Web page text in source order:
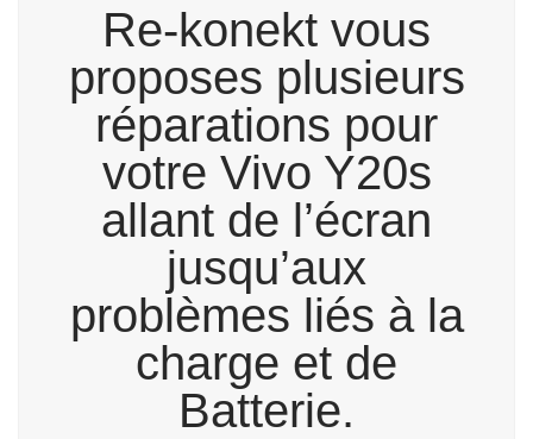
Re-konekt vous
proposes plusieurs
réparations pour
votre Vivo Y20s
allant de l’écran
jusqu’aux
problèmes liés à la
charge et de
Batterie.